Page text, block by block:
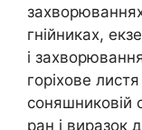
гнійниках,
і
горіхове
соняшниковій
ран і виразок